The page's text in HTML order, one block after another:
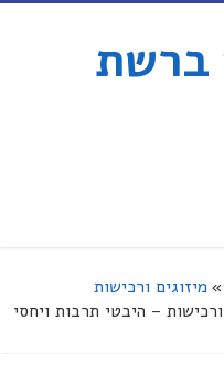
» מיזוגים ורכישות
– היבטי תרבות ויחסי